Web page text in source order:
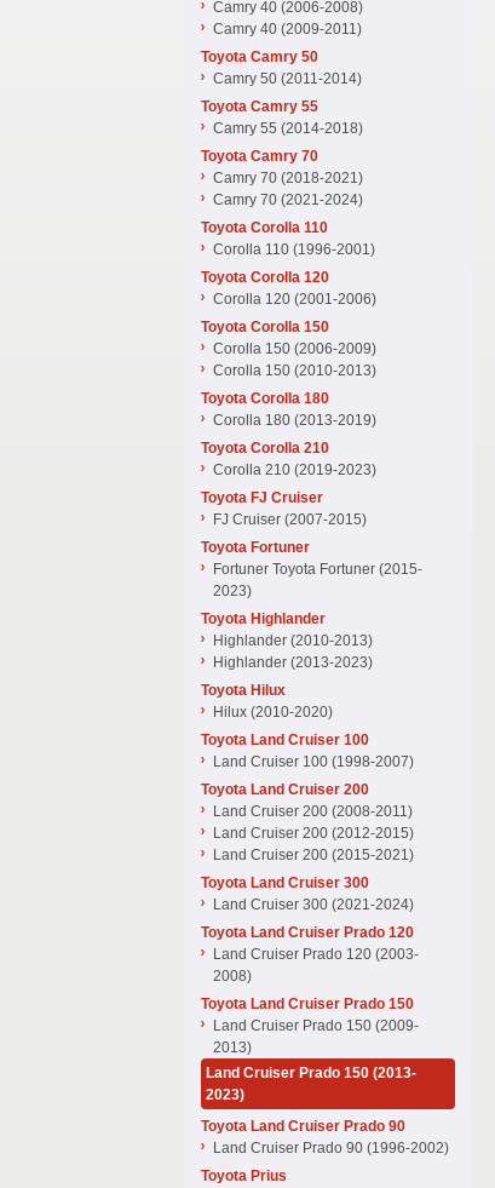
Camry 40 (2006-2008)
Camry 40 (2009-2011)
Toyota Camry 50
Camry 50 (2011-2014)
Toyota Camry 55
Camry 55 (2014-2018)
Toyota Camry 70
Camry 70 (2018-2021)
Camry 70 (2021-2024)
Toyota Corolla 110
Corolla 110 (1996-2001)
Toyota Corolla 120
Corolla 120 (2001-2006)
Toyota Corolla 150
Corolla 150 (2006-2009)
Corolla 150 (2010-2013)
Toyota Corolla 180
Corolla 180 (2013-2019)
Toyota Corolla 210
Corolla 210 (2019-2023)
Toyota FJ Cruiser
FJ Cruiser (2007-2015)
Toyota Fortuner
Fortuner Toyota Fortuner (2015-
2023)
Toyota Highlander
Highlander (2010-2013)
Highlander (2013-2023)
Toyota Hilux
Hilux (2010-2020)
Toyota Land Cruiser 100
Land Cruiser 100 (1998-2007)
Toyota Land Cruiser 200
Land Cruiser 200 (2008-2011)
Land Cruiser 200 (2012-2015)
Land Cruiser 200 (2015-2021)
Toyota Land Cruiser 300
Land Cruiser 300 (2021-2024)
Toyota Land Cruiser Prado 120
Land Cruiser Prado 120 (2003-
2008)
Toyota Land Cruiser Prado 150
Land Cruiser Prado 150 (2009-
2013)
Land Cruiser Prado 150 (2013-
2023)
Toyota Land Cruiser Prado 90
Land Cruiser Prado 90 (1996-2002)
Toyota Prius